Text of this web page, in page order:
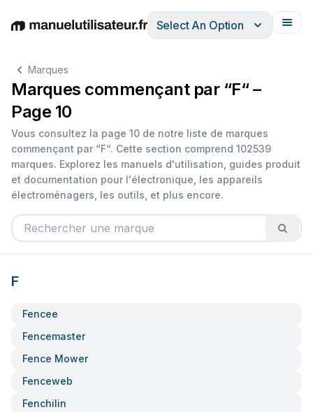
EnglishDeutschEspañolItalianoFrançais
Select An Option
Marques
Marques commençant par “F“ –
Page 10
Vous consultez la page 10 de notre liste de marques
commençant par “F“. Cette section comprend 102539
marques. Explorez les manuels d'utilisation, guides produit
et documentation pour l'électronique, les appareils
électroménagers, les outils, et plus encore.
F
Fencee
Fencemaster
Fence Mower
Fenceweb
Fenchilin